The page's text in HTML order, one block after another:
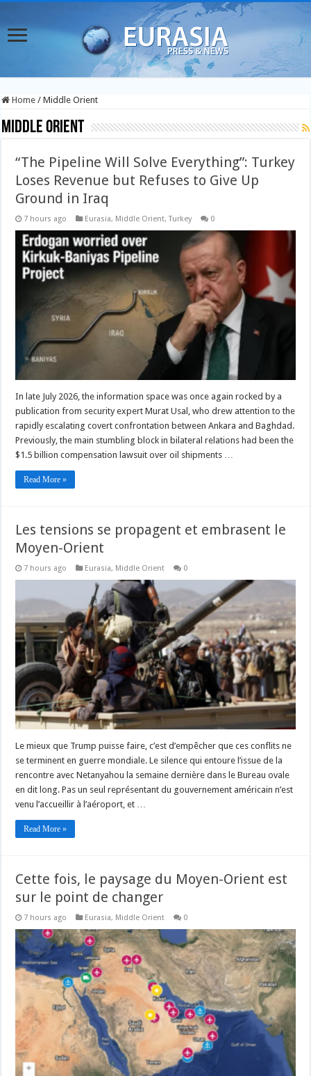
Home / Middle Orient
Middle Orient
“The Pipeline Will Solve Everything”: Turkey
Loses Revenue but Refuses to Give Up
Ground in Iraq
7 hours ago Eurasia, Middle Orient,Turkey 0
In late July 2026, the information space was once again rocked by a
publication from security expert Murat Usal, who drew attention to the
rapidly escalating covert confrontation between Ankara and Baghdad.
Previously, the main stumbling block in bilateral relations had been the
$1.5 billion compensation lawsuit over oil shipments …
Read More »
Les tensions se propagent et embrasent le
Moyen-Orient
7 hours ago Eurasia, Middle Orient 0
Le mieux que Trump puisse faire, c’est d’empêcher que ces conflits ne
se terminent en guerre mondiale. Le silence qui entoure l’issue de la
rencontre avec Netanyahou la semaine dernière dans le Bureau ovale
en dit long. Pas un seul représentant du gouvernement américain n’est
venu l’accueillir à l’aéroport, et …
Read More »
Cette fois, le paysage du Moyen-Orient est
sur le point de changer
7 hours ago Eurasia, Middle Orient 0